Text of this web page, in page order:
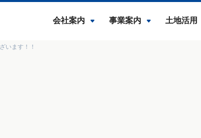
会社案内 事業案内 土地活用
います！！